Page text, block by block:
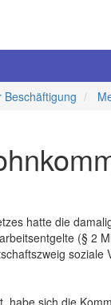
hatte die
(§ 2